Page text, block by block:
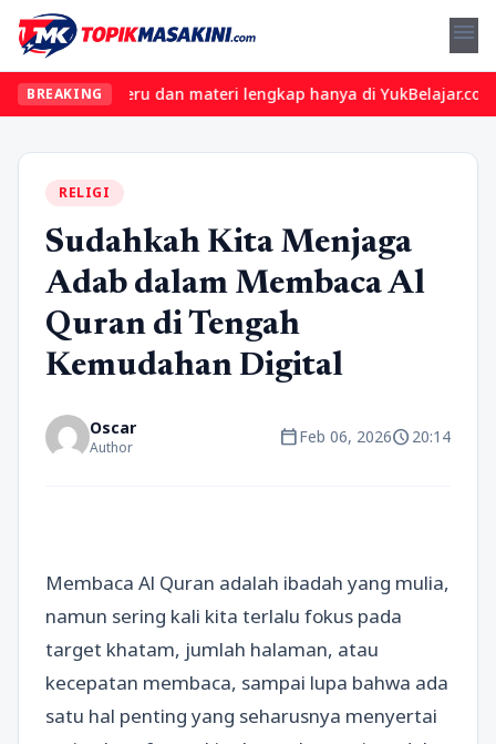
menu
BREAKING
kelas seru dan materi lengkap hanya di YukBelajar.com.
RELIGI
Sudahkah Kita Menjaga
Adab dalam Membaca Al
Quran di Tengah
Kemudahan Digital
Oscar
Author calendar_todayFeb 06, 2026schedule20:14
Membaca Al Quran adalah ibadah yang mulia,
namun sering kali kita terlalu fokus pada
target khatam, jumlah halaman, atau
kecepatan membaca, sampai lupa bahwa ada
satu hal penting yang seharusnya menyertai